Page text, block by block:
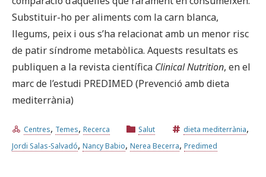
Substituir-ho per aliments com la carn blanca,
llegums, peix i ous s’ha relacionat amb un menor risc
de patir síndrome metabòlica. Aquests resultats es
publiquen a la revista científica Clinical Nutrition, en el
marc de l’estudi PREDIMED (Prevenció amb dieta
mediterrània)
Centres, Temes, Recerca Salut dieta mediterrània,
Jordi Salas-Salvadó, Nancy Babio, Nerea Becerra, Predimed